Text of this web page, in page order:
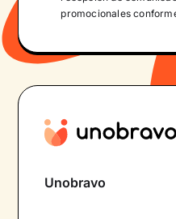
promocionales
Unobravo